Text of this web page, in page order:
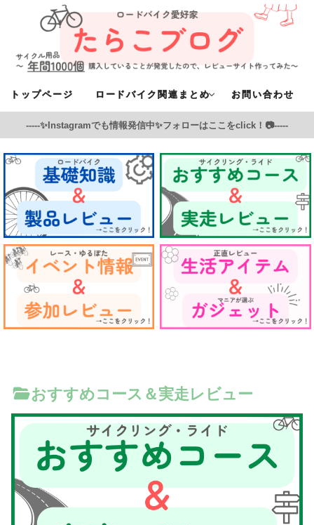
トップページ ロードバイク関連まとめ お問い合わせ
-----✨Instagramでも情報発信中✨フォローはここをclick！📷-----
おすすめコース＆実走レビュー